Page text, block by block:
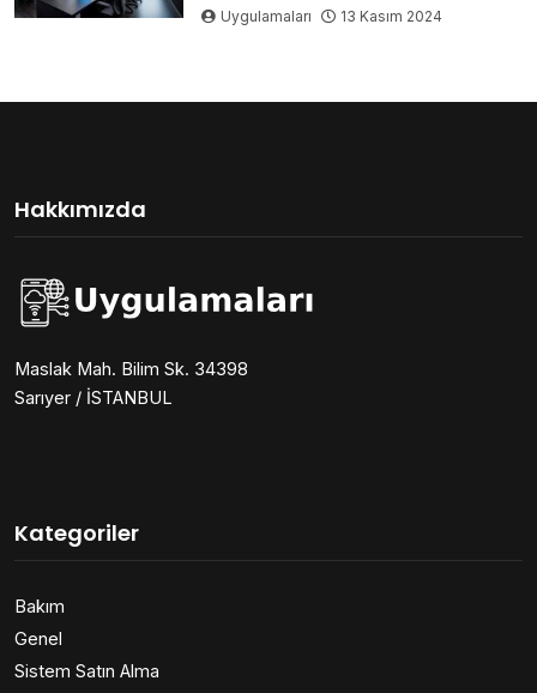
Uygulamaları 13 Kasım 2024
Hakkımızda
Maslak Mah. Bilim Sk. 34398
Sarıyer / İSTANBUL
Kategoriler
Bakım
Genel
Sistem Satın Alma